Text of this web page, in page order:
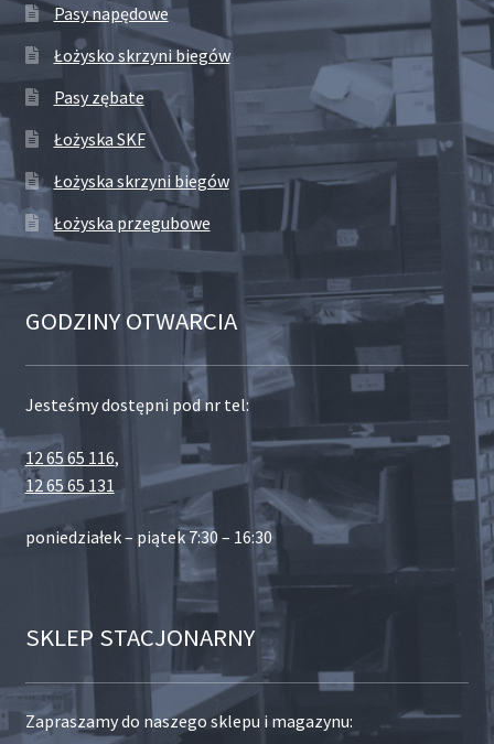
Pasy napędowe
Łożysko skrzyni biegów
Pasy zębate
Łożyska SKF
Łożyska skrzyni biegów
Łożyska przegubowe
GODZINY OTWARCIA
Jesteśmy dostępni pod nr tel:
12 65 65 116,
12 65 65 131
poniedziałek – piątek 7:30 – 16:30
SKLEP STACJONARNY
Zapraszamy do naszego sklepu i magazynu: